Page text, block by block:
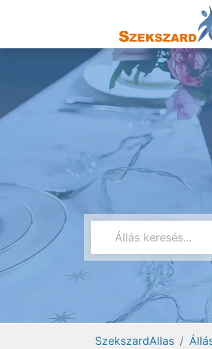
SzekszardAllas